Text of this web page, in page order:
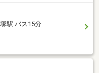
駅 バス15分